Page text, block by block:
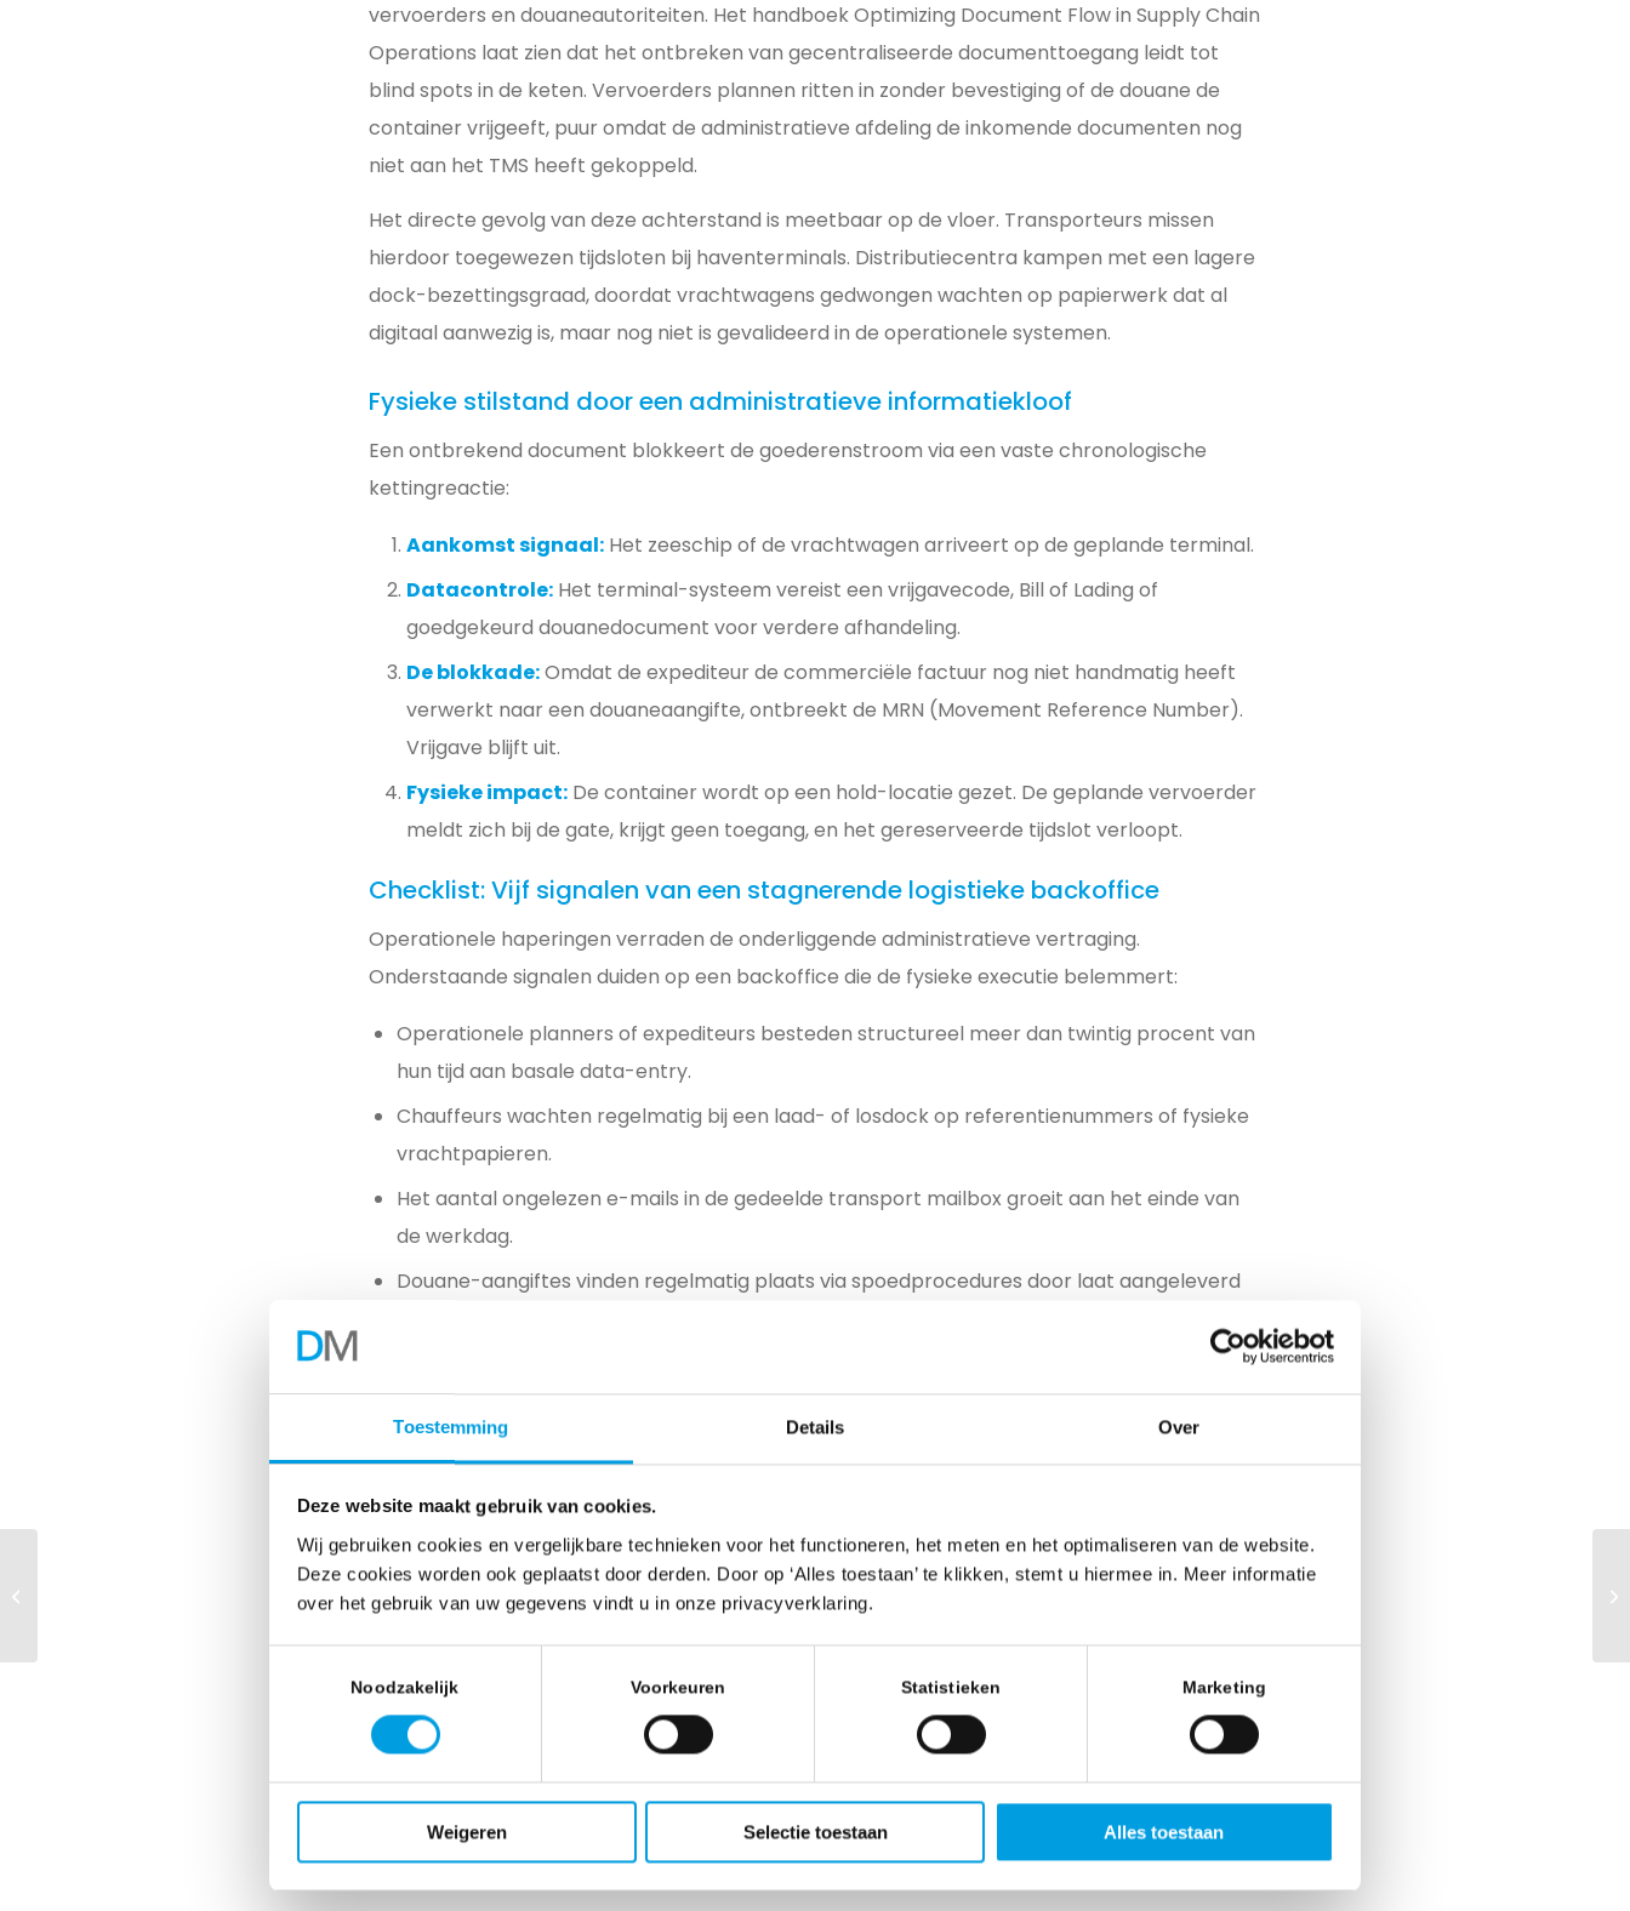
Toestemming Details Over
Deze website maakt gebruik van cookies.
Wij gebruiken cookies en vergelijkbare technieken voor het functioneren, het meten en het optimaliseren van de website.
Deze cookies worden ook geplaatst door derden. Door op ‘Alles toestaan’ te klikken, stemt u hiermee in. Meer informatie
over het gebruik van uw gegevens vindt u in onze privacyverklaring.
Noodzakelijk Voorkeuren Statistieken Marketing
Weigeren Selectie toestaan Alles toestaan
vervoerders en douaneautoriteiten. Het handboek Optimizing Document Flow in Supply Chain
Operations laat zien dat het ontbreken van gecentraliseerde documenttoegang leidt tot
blind spots in de keten. Vervoerders plannen ritten in zonder bevestiging of de douane de
container vrijgeeft, puur omdat de administratieve afdeling de inkomende documenten nog
niet aan het TMS heeft gekoppeld.
Het directe gevolg van deze achterstand is meetbaar op de vloer. Transporteurs missen
hierdoor toegewezen tijdsloten bij haventerminals. Distributiecentra kampen met een lagere
dock-bezettingsgraad, doordat vrachtwagens gedwongen wachten op papierwerk dat al
digitaal aanwezig is, maar nog niet is gevalideerd in de operationele systemen.
Fysieke stilstand door een administratieve informatiekloof
Een ontbrekend document blokkeert de goederenstroom via een vaste chronologische
kettingreactie:
Aankomst signaal:Het zeeschip of de vrachtwagen arriveert op de geplande terminal.
Datacontrole:Het terminal-systeem vereist een vrijgavecode, Bill of Lading of
goedgekeurd douanedocument voor verdere afhandeling.
De blokkade:Omdat de expediteur de commerciële factuur nog niet handmatig heeft
verwerkt naar een douaneaangifte, ontbreekt de MRN (Movement Reference Number).
Vrijgave blijft uit.
Fysieke impact:De container wordt op een hold-locatie gezet. De geplande vervoerder
meldt zich bij de gate, krijgt geen toegang, en het gereserveerde tijdslot verloopt.
Checklist: Vijf signalen van een stagnerende logistieke backoffice
Operationele haperingen verraden de onderliggende administratieve vertraging.
Onderstaande signalen duiden op een backoffice die de fysieke executie belemmert:
Operationele planners of expediteurs besteden structureel meer dan twintig procent van
hun tijd aan basale data-entry.
Chauffeurs wachten regelmatig bij een laad- of losdock op referentienummers of fysieke
vrachtpapieren.
Het aantal ongelezen e-mails in de gedeelde transport mailbox groeit aan het einde van
de werkdag.
Douane-aangiftes vinden regelmatig plaats via spoedprocedures door laat aangeleverd
Facturatie loopt structurele vertraging op omdat de Proof of Delivery (POD) dagenlang
fysiek zwerft voor deze aan het systeem wordt toegevoegd.
Financiële consequenties: Demurrage en verborgen
ketenkosten
Administratieve achterstanden vertalen zich onmiddellijk in harde operationele kosten en
een verminderde winstmarge per zending. Zodra een container of zending de afgesproken
de documentenflow leidt tot onnodige opslag- en detentiekosten.
Deze kosten stapelen zich dagelijks op. Een container die stilslaat doordat een
douanereferentie een typfout bevat, genereert demurrage bij de terminal en detention-
kosten voor het gebruik van het chassis. Dit snijdt direct het rendement van de totale